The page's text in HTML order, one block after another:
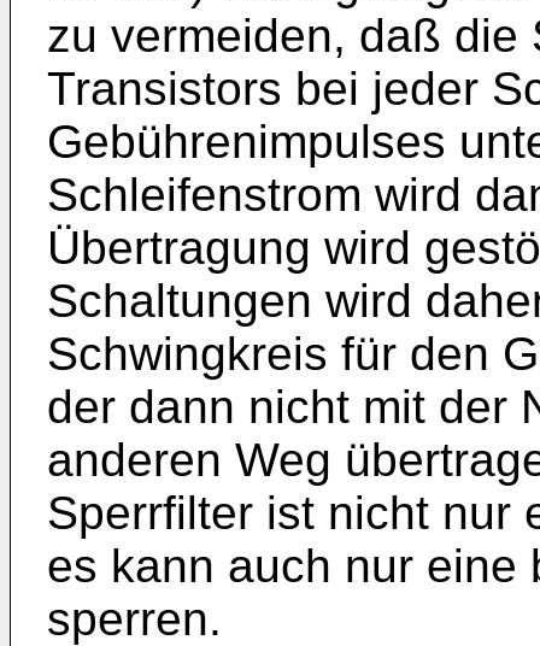
zu vermeiden, daß die
Transistors bei jeder
Gebührenimpulses
Schleifenstrom wird
Übertragung wird
Schaltungen wird
Schwingkreis für den
der dann nicht mit der
anderen Weg
Sperrfilter ist nicht nur
es kann auch nur eine
sperren.